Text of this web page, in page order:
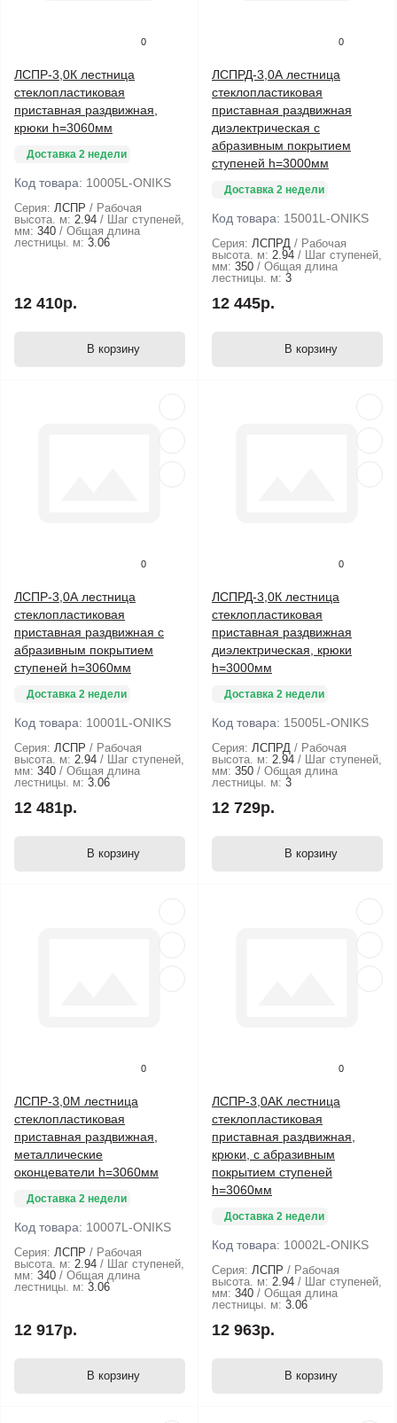
0
ЛСПР-3,0К лестница
стеклопластиковая
приставная раздвижная,
крюки h=3060мм
Доставка 2 недели
Код товара: 10005L-ONIKS
Серия: ЛСПР
Рабочая
высота. м: 2.94
Шаг ступеней,
мм: 340
Общая длина
лестницы. м: 3.06
12 410р.
В корзину
0
ЛСПРД-3,0А лестница
стеклопластиковая
приставная раздвижная
диэлектрическая с
абразивным покрытием
ступеней h=3000мм
Доставка 2 недели
Код товара: 15001L-ONIKS
Серия: ЛСПРД
Рабочая
высота. м: 2.94
Шаг ступеней,
мм: 350
Общая длина
лестницы. м: 3
12 445р.
В корзину
0
ЛСПР-3,0А лестница
стеклопластиковая
приставная раздвижная с
абразивным покрытием
ступеней h=3060мм
Доставка 2 недели
Код товара: 10001L-ONIKS
Серия: ЛСПР
Рабочая
высота. м: 2.94
Шаг ступеней,
мм: 340
Общая длина
лестницы. м: 3.06
12 481р.
В корзину
0
ЛСПРД-3,0К лестница
стеклопластиковая
приставная раздвижная
диэлектрическая, крюки
h=3000мм
Доставка 2 недели
Код товара: 15005L-ONIKS
Серия: ЛСПРД
Рабочая
высота. м: 2.94
Шаг ступеней,
мм: 350
Общая длина
лестницы. м: 3
12 729р.
В корзину
0
ЛСПР-3,0М лестница
стеклопластиковая
приставная раздвижная,
металлические
оконцеватели h=3060мм
Доставка 2 недели
Код товара: 10007L-ONIKS
Серия: ЛСПР
Рабочая
высота. м: 2.94
Шаг ступеней,
мм: 340
Общая длина
лестницы. м: 3.06
12 917р.
В корзину
0
ЛСПР-3,0АК лестница
стеклопластиковая
приставная раздвижная,
крюки, с абразивным
покрытием ступеней
h=3060мм
Доставка 2 недели
Код товара: 10002L-ONIKS
Серия: ЛСПР
Рабочая
высота. м: 2.94
Шаг ступеней,
мм: 340
Общая длина
лестницы. м: 3.06
12 963р.
В корзину